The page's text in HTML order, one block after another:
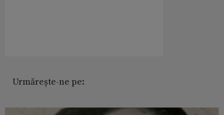
Urmărește-ne pe: